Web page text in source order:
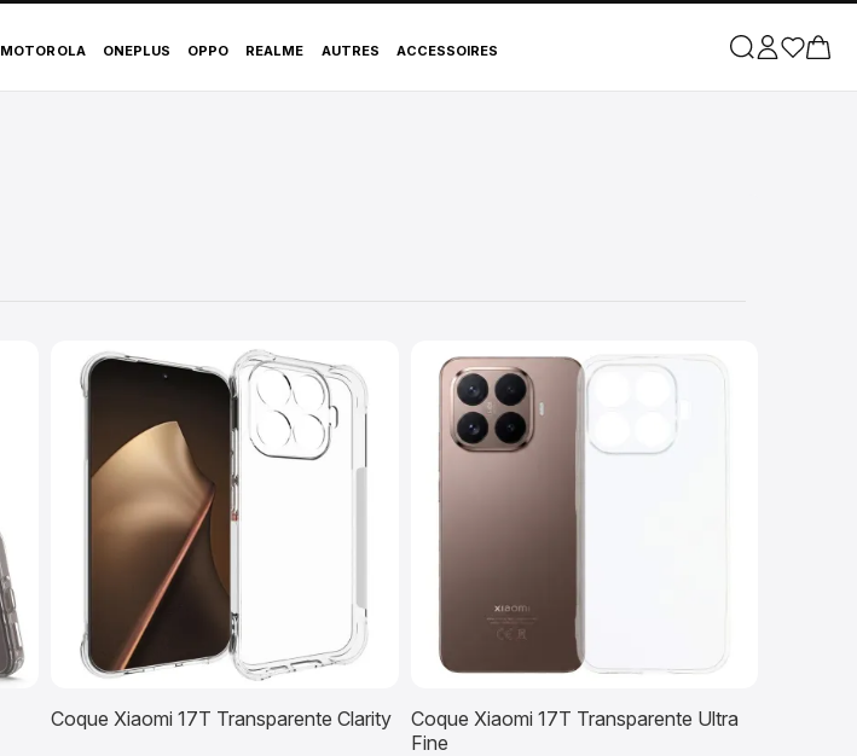
MOTOROLA ONEPLUS OPPO REALME AUTRES ACCESSOIRES
Coque Xiaomi 17T Transparente Clarity
Coque Xiaomi 17T Transparente Ultra
Fine